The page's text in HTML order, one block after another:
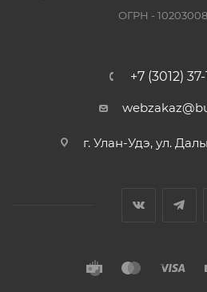
ОГРН -
+7 (3012) 37-
г. Улан-Удэ, ул.